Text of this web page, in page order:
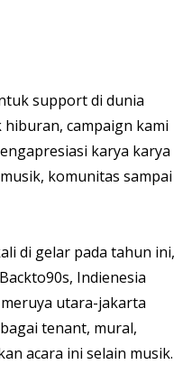
support di dunia
campaign kami
karya karya
komunitas sampai
di gelar pada tahun ini,
Indienesia
utara-jakarta
tenant, mural,
acara ini selain musik.